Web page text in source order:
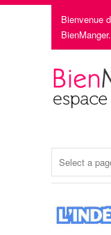
Bienvenue